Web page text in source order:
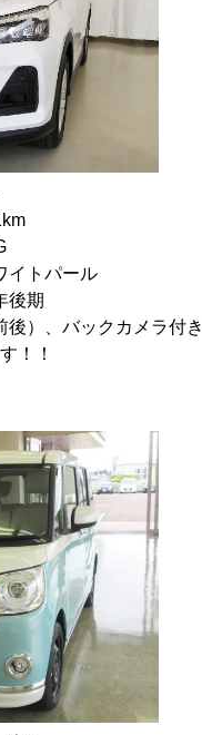
イトパール
後期
後）、バックカメラ付き
！！